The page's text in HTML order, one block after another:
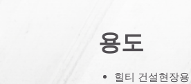
용도
힐티 건설현장